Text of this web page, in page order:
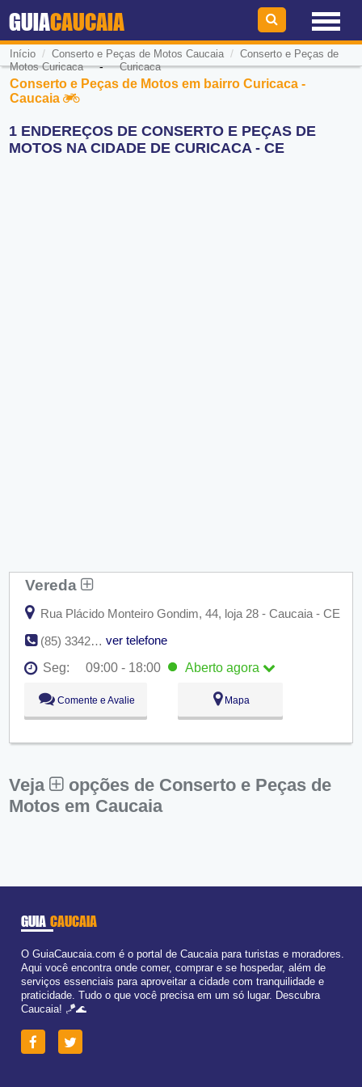
GUIACAUCAIA
Início / Conserto e Peças de Motos Caucaia/ Conserto e Peças de
Motos Curicaca-Curicaca
Conserto e Peças de Motos em bairro Curicaca -
Caucaia
1 ENDEREÇOS DE CONSERTO E PEÇAS DE
MOTOS NA CIDADE DE CURICACA - CE
Vereda
Rua Plácido Monteiro Gondim, 44, loja 28 - Caucaia - CE
(85) 3342-3166
ver telefone
Seg:
09:00 - 18:00 Aberto agora
Seg:
Aberto
Ter:
09:00 - 18:00
Qua:
09:00 - 18:00
Sex:
09:00 - 18:00
Dom:
Fechado
Comente e Avalie Mapa
Veja
opções de Conserto e Peças de
Motos em Caucaia
GUIA CAUCAIA
O GuiaCaucaia.com é o portal de Caucaia para turistas e moradores.
Aqui você encontra onde comer, comprar e se hospedar, além de
serviços essenciais para aproveitar a cidade com tranquilidade e
praticidade. Tudo o que você precisa em um só lugar. Descubra
Caucaia! 🪁🌊